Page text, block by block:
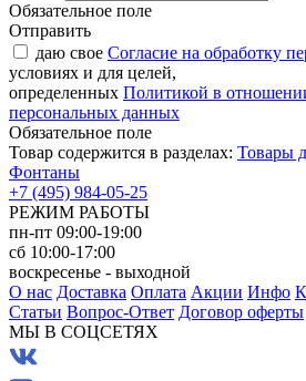
Обязательное поле
Отправить
даю свое Согласие на обработку
условиях и для целей,
определенных Политикой в
персональных данных
Обязательное поле
Товар содержится в разделах: Товары
Фонтаны
+7 (495) 984-05-25
РЕЖИМ РАБОТЫ
пн-пт 09:00-19:00
сб 10:00-17:00
воскресенье - выходной
О нас Доставка Оплата Акции Инфо
Статьи Вопрос-Ответ Договор оферты
МЫ В СОЦСЕТЯХ